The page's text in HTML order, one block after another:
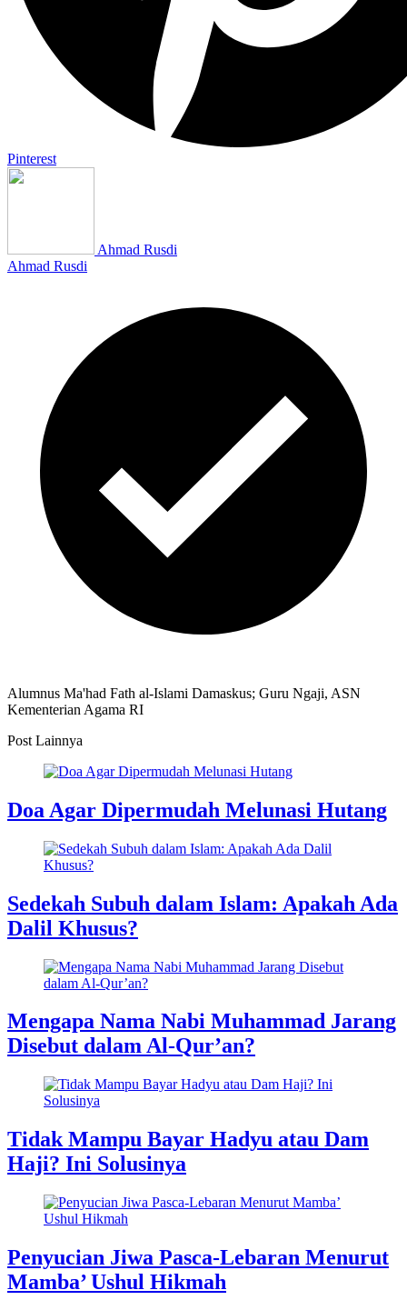
Pinterest
Ahmad Rusdi
Ahmad Rusdi
Alumnus Ma'had Fath al-Islami Damaskus; Guru Ngaji, ASN
Kementerian Agama RI
Post Lainnya
Doa Agar Dipermudah Melunasi Hutang
Sedekah Subuh dalam Islam: Apakah Ada
Dalil Khusus?
Mengapa Nama Nabi Muhammad Jarang
Disebut dalam Al-Qur’an?
Tidak Mampu Bayar Hadyu atau Dam
Haji? Ini Solusinya
Penyucian Jiwa Pasca-Lebaran Menurut
Mamba’ Ushul Hikmah